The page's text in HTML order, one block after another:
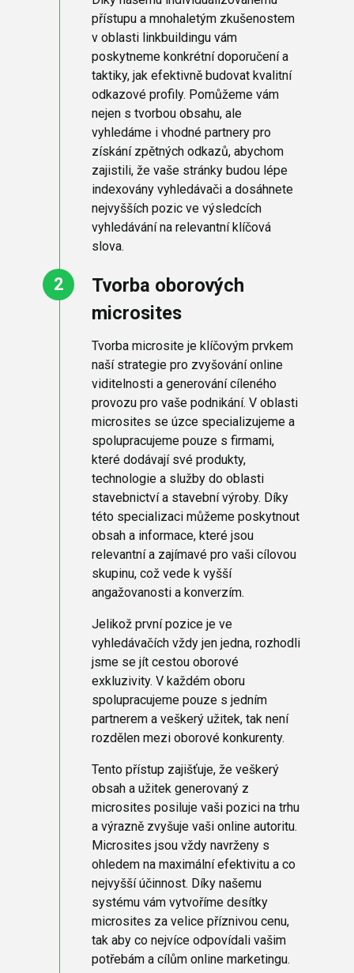
přístupu a mnohaletým zkušenostem
v oblasti linkbuildingu vám
poskytneme konkrétní doporučení a
taktiky, jak efektivně budovat kvalitní
odkazové profily. Pomůžeme vám
nejen s tvorbou obsahu, ale
vyhledáme i vhodné partnery pro
získání zpětných odkazů, abychom
zajistili, že vaše stránky budou lépe
indexovány vyhledávači a dosáhnete
nejvyšších pozic ve výsledcích
vyhledávání na relevantní klíčová
slova.
Tvorba oborových
microsites
Tvorba microsite je klíčovým prvkem
naší strategie pro zvyšování online
viditelnosti a generování cíleného
provozu pro vaše podnikání. V oblasti
microsites se úzce specializujeme a
spolupracujeme pouze s firmami,
které dodávají své produkty,
technologie a služby do oblasti
stavebnictví a stavební výroby. Díky
této specializaci můžeme poskytnout
obsah a informace, které jsou
relevantní a zajímavé pro vaši cílovou
skupinu, což vede k vyšší
angažovanosti a konverzím.
Jelikož první pozice je ve
vyhledávačích vždy jen jedna, rozhodli
jsme se jít cestou oborové
exkluzivity. V každém oboru
spolupracujeme pouze s jedním
partnerem a veškerý užitek, tak není
rozdělen mezi oborové konkurenty.
Tento přístup zajišťuje, že veškerý
obsah a užitek generovaný z
microsites posiluje vaši pozici na trhu
a výrazně zvyšuje vaši online autoritu.
Microsites jsou vždy navrženy s
ohledem na maximální efektivitu a co
nejvyšší účinnost. Díky našemu
systému vám vytvoříme desítky
microsites za velice příznivou cenu,
tak aby co nejvíce odpovídali vašim
potřebám a cílům online marketingu.